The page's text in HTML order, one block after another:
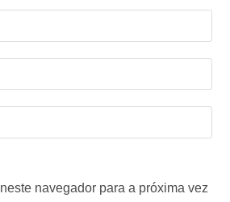
navegador para a próxima vez